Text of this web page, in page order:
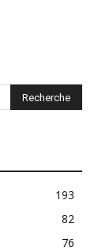
193
82
76